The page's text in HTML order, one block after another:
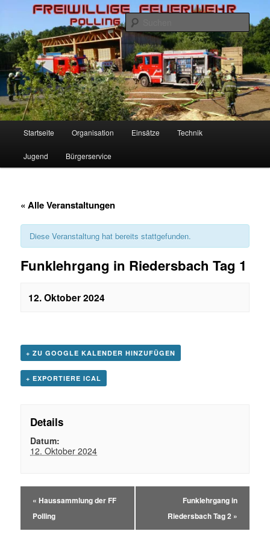
wechseln
Freiwillige Feuerwehr Polling
Startseite Organisation Einsätze Technik
Jugend Bürgerservice
« Alle Veranstaltungen
Diese Veranstaltung hat bereits stattgefunden.
Funklehrgang in Riedersbach Tag 1
12. Oktober 2024
+ ZU GOOGLE KALENDER HINZUFÜGEN
+ EXPORTIERE ICAL
Details
Datum:
12. Oktober 2024
« Haussammlung der FF
Polling
Funklehrgang in
Riedersbach Tag 2 »